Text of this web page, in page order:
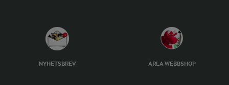
NYHETSBREV ARLA WEBBSHOP